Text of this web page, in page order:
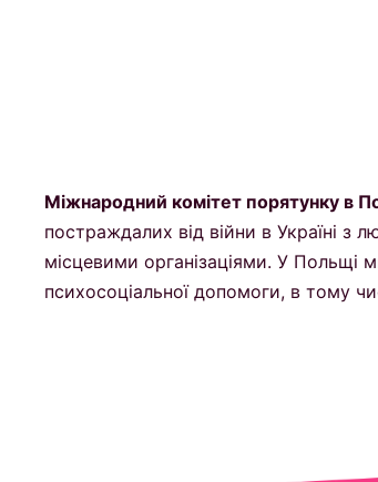
Міжнародний комітет порятунку в
постраждалих від війни в Україні з
місцевими організаціями. У Польщі
психосоціальної допомоги, в тому